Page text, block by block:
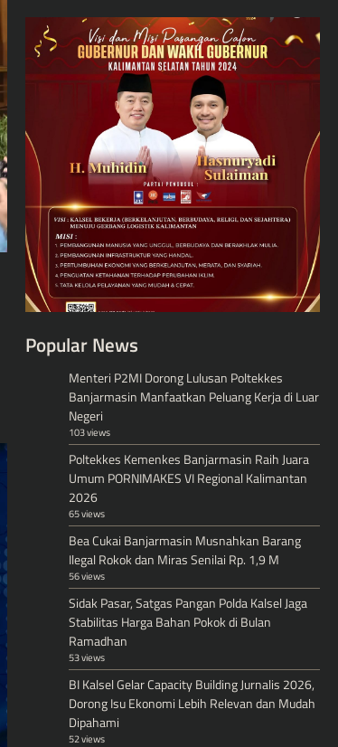
Popular News
Menteri P2MI Dorong Lulusan Poltekkes
Banjarmasin Manfaatkan Peluang Kerja di Luar
Negeri
103 views
Poltekkes Kemenkes Banjarmasin Raih Juara
Umum PORNIMAKES VI Regional Kalimantan
2026
65 views
Bea Cukai Banjarmasin Musnahkan Barang
Ilegal Rokok dan Miras Senilai Rp. 1,9 M
56 views
Sidak Pasar, Satgas Pangan Polda Kalsel Jaga
Stabilitas Harga Bahan Pokok di Bulan
Ramadhan
53 views
BI Kalsel Gelar Capacity Building Jurnalis 2026,
Dorong Isu Ekonomi Lebih Relevan dan Mudah
Dipahami
52 views